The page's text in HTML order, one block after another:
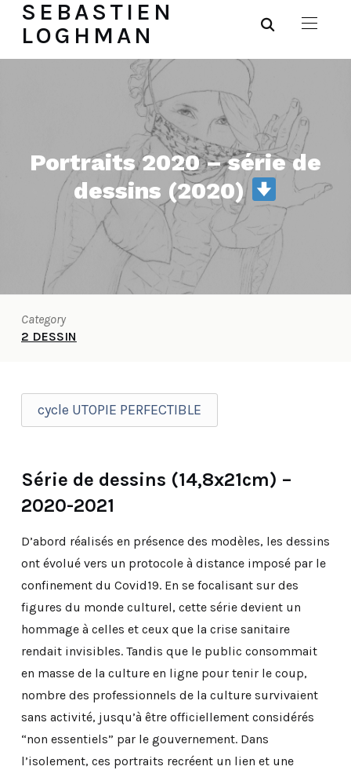
SEBASTIEN
LOGHMAN
Portraits 2020 – série de
dessins (2020)
Category
2 DESSIN
cycle UTOPIE PERFECTIBLE
Série de dessins (14,8x21cm) –
2020-2021
D’abord réalisés en présence des modèles, les dessins
ont évolué vers un protocole à distance imposé par le
confinement du Covid19. En se focalisant sur des
figures du monde culturel, cette série devient un
hommage à celles et ceux que la crise sanitaire
rendait invisibles. Tandis que le public consommait
en masse de la culture en ligne pour tenir le coup,
nombre des professionnels de la culture survivaient
sans activité, jusqu’à être officiellement considérés
“non essentiels” par le gouvernement. Dans
l’isolement, ces portraits recréent un lien et une